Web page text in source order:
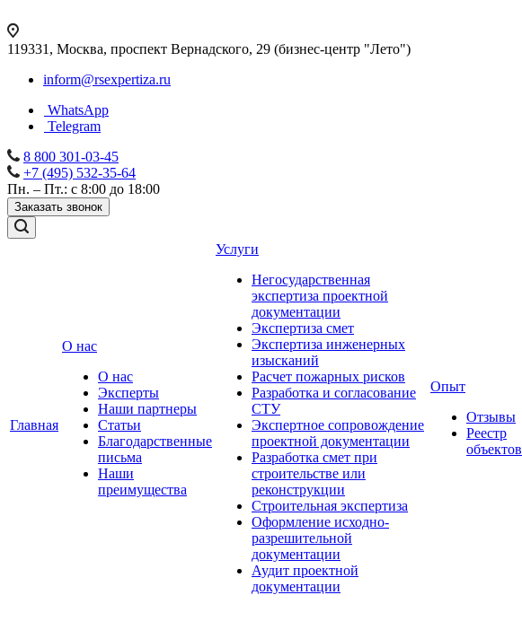
119331, Москва, проспект Вернадского, 29 (бизнес-центр "Лето")
inform@rsexpertiza.ru
WhatsApp
Telegram
8 800 301-03-45
+7 (495) 532-35-64
Пн. – Пт.: с 8:00 до 18:00
Заказать звонок
Главная
О нас
О нас
Эксперты
Наши партнеры
Статьи
Благодарственные
письма
Наши
преимущества
Услуги
Негосударственная
экспертиза проектной
документации
Экспертиза смет
Экспертиза инженерных
изысканий
Расчет пожарных рисков
Разработка и согласование
СТУ
Экспертное сопровождение
проектной документации
Разработка смет при
строительстве или
реконструкции
Строительная экспертиза
Оформление исходно-
разрешительной
документации
Аудит проектной
документации
Опыт
Отзывы
Реестр
объектов